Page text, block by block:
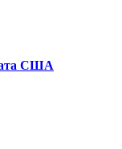
США